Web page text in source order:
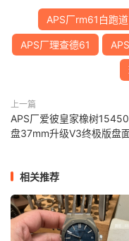
APS厂rm61白跑道
APS厂理查德61
上一篇
APS厂爱彼皇家橡树
盘37mm升级V3终极版盘
相关推荐